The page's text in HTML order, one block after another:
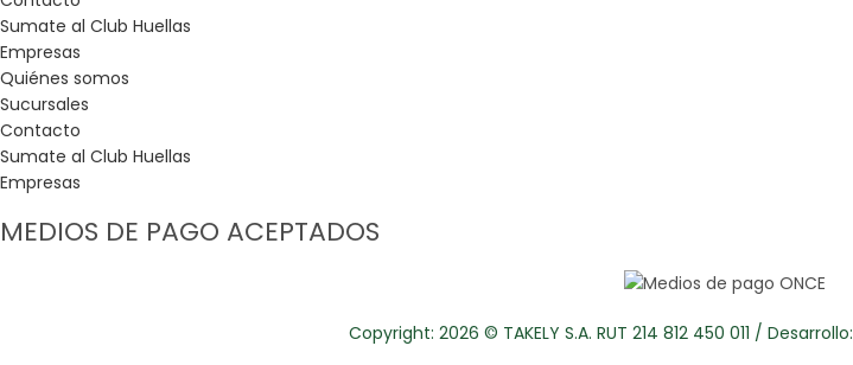
Sumate al Club Huellas
Empresas
Quiénes somos
Sucursales
Contacto
Sumate al Club Huellas
Empresas
MEDIOS DE PAGO ACEPTADOS
Copyright: 2026 © TAKELY S.A. RUT 214 812 450 011 / Desarrollo: